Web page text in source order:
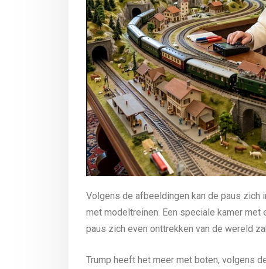
Volgens de afbeeldingen kan de paus zich
met modeltreinen. Een speciale kamer met
paus zich even onttrekken van de wereld
Trump heeft het meer met boten, volgens